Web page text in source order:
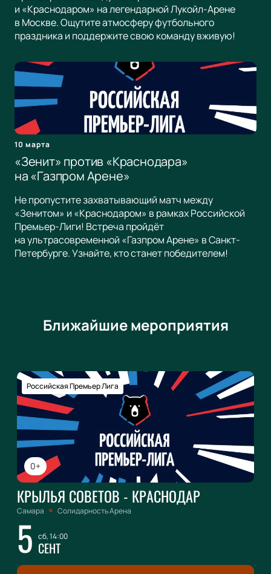
и «Краснодаром» на легендарной Лукойл-Арене
в Москве. Ощутите атмосферу футбольного
праздника и поддержите свою команду вживую!
10 марта
«Зенит» против «Краснодара»
на «Газпром Арене»
Не пропустите захватывающий матч между
«Зенитом» и «Краснодаром» в рамках Российской
Премьер-Лиги! Встреча пройдёт
на ультрасовременной «Газпром Арене» в Санкт-
Петербурге. Узнайте, кто станет победителем!
Ближайшие мероприятия
0+
Российская Премьер Лига
КРЫЛЬЯ СОВЕТОВ - КРАСНОДАР
Самара Солидарность Арена
5 сб, 14:00
СЕНТ